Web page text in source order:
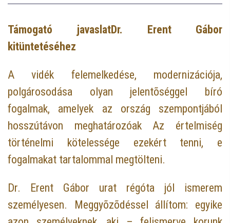
Támogató javaslatDr. Erent Gábor
kitüntetéséhez
A vidék felemelkedése, modernizációja,
polgárosodása olyan jelentõséggel bíró
fogalmak, amelyek az ország szempontjából
hosszútávon meghatározóak Az értelmiség
történelmi kötelessége ezekért tenni, e
fogalmakat tartalommal megtölteni.
Dr. Erent Gábor urat régóta jól ismerem
személyesen. Meggyõzõdéssel állítom: egyike